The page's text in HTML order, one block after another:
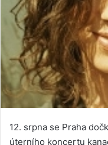
12. srpna se Praha
úterního koncertu